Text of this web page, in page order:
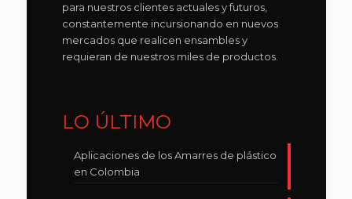
para nuestros clientes actuales y futuros,
constantemente incursionando en nuevos
mercados que realicen ensambles y
requieran de nuestros miles de productos.
LO ÚLTIMO
Aplicaciones de los Amarres de plástico
en Colombia